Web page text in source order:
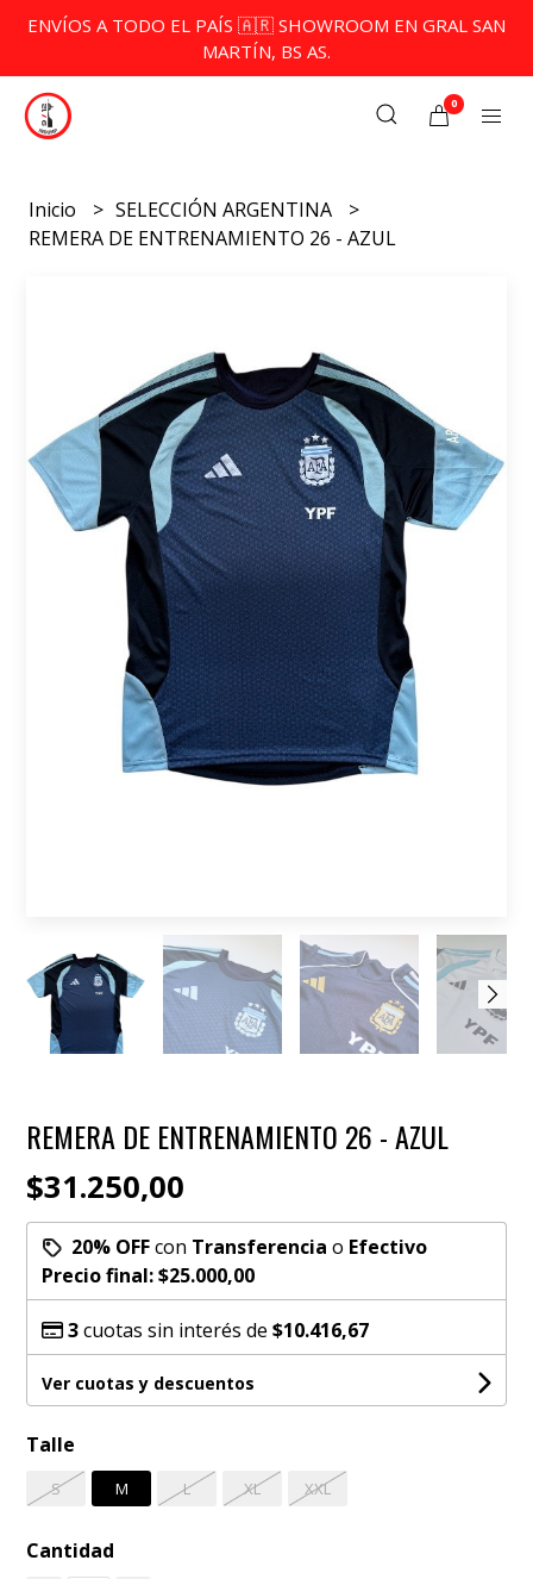
ENVÍOS A TODO EL PAÍS 🇦🇷 SHOWROOM EN GRAL SAN
MARTÍN, BS AS.
0
Inicio
SELECCIÓN ARGENTINA
REMERA DE ENTRENAMIENTO 26 - AZUL
REMERA DE ENTRENAMIENTO 26 - AZUL
$31.250,00
20% OFFcon Transferencia o Efectivo
Precio final:$25.000,00
3cuotas sin interés de$10.416,67
Ver cuotas y descuentos
Talle
S M L XL XXL
Cantidad